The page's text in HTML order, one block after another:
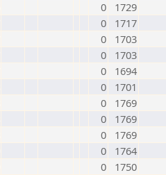
0
1729
0
1717
0
1703
0
1703
0
1694
0
1701
0
1769
0
1769
0
1769
0
1764
0
1750